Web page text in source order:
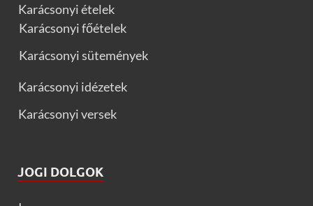
Karácsonyi ételek
Karácsonyi főételek
Karácsonyi sütemények
Karácsonyi idézetek
Karácsonyi versek
JOGI DOLGOK